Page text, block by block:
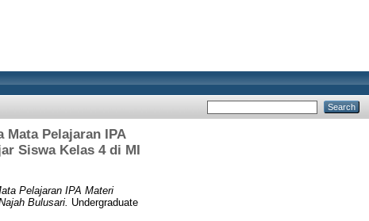
Mata Pelajaran IPA
Siswa Kelas 4 di MI
Pelajaran IPA Materi
Bulusari. Undergraduate